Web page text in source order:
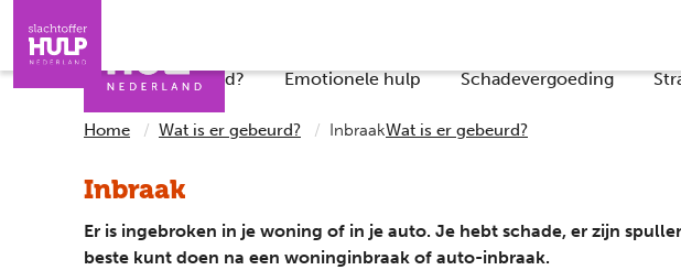
Wat is er gebeurd? Emotionele hulp Schadevergoeding
Home Wat is er gebeurd? InbraakWat is er gebeurd?
Inbraak
Er is ingebroken in je woning of in je auto. Je hebt schade, er zijn
beste kunt doen na een woninginbraak of auto-inbraak.